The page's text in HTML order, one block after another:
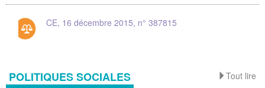
CE, 16 décembre 2015, n° 387815
Tout lire
POLITIQUES SOCIALES